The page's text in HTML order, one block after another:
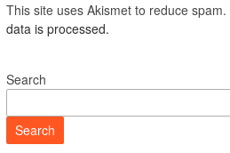
This site uses Akismet to reduce spam.
data is processed.
Search
Search